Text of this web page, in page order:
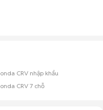
CRV nhập khẩu
CRV 7 chỗ